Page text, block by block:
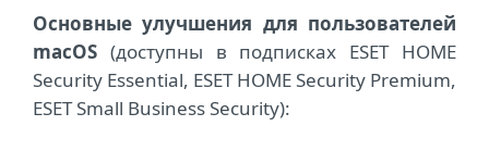
Основные улучшения для пользователей
macOS (доступны в подписках ESET HOME
Security Essential, ESET HOME Security Premium,
ESET Small Business Security):